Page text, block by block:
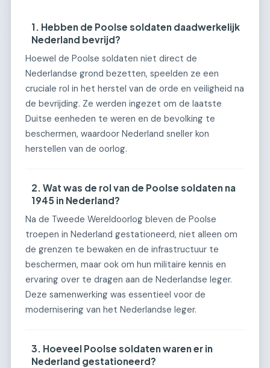
1. Hebben de Poolse soldaten daadwerkelijk
Nederland bevrijd?
Hoewel de Poolse soldaten niet direct de
Nederlandse grond bezetten, speelden ze een
cruciale rol in het herstel van de orde en veiligheid na
de bevrijding. Ze werden ingezet om de laatste
Duitse eenheden te weren en de bevolking te
beschermen, waardoor Nederland sneller kon
herstellen van de oorlog.
2. Wat was de rol van de Poolse soldaten na
1945 in Nederland?
Na de Tweede Wereldoorlog bleven de Poolse
troepen in Nederland gestationeerd, niet alleen om
de grenzen te bewaken en de infrastructuur te
beschermen, maar ook om hun militaire kennis en
ervaring over te dragen aan de Nederlandse leger.
Deze samenwerking was essentieel voor de
modernisering van het Nederlandse leger.
3. Hoeveel Poolse soldaten waren er in
Nederland gestationeerd?